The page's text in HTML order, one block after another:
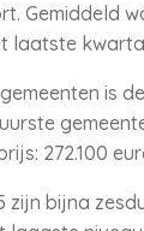
Gemiddeld
laatste
is
272.100
bijna